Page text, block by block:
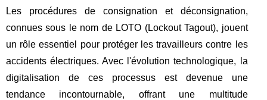
Les procédures de consignation et déconsignation,
connues sous le nom de LOTO (Lockout Tagout), jouent
un rôle essentiel pour protéger les travailleurs contre les
accidents électriques. Avec l'évolution technologique, la
digitalisation de ces processus est devenue une
tendance incontournable, offrant une multitude